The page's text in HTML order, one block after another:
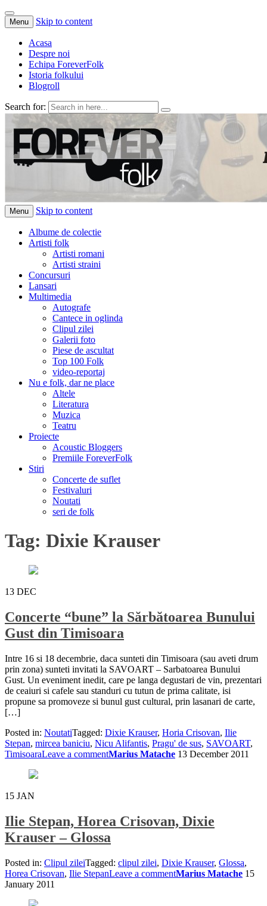
Menu Skip to content
Acasa
Despre noi
Echipa ForeverFolk
Istoria folkului
Blogroll
Search for:
ForeverFolk
Muzica sufletului tau
Menu Skip to content
Albume de colectie
Artisti folk
Artisti romani
Artisti straini
Concursuri
Lansari
Multimedia
Autografe
Cantece in oglinda
Clipul zilei
Galerii foto
Piese de ascultat
Top 100 Folk
video-reportaj
Nu e folk, dar ne place
Altele
Literatura
Muzica
Teatru
Proiecte
Acoustic Bloggers
Premiile ForeverFolk
Stiri
Concerte de suflet
Festivaluri
Noutati
seri de folk
Tag: Dixie Krauser
13 DEC
Concerte “bune” la Sărbătoarea Bunului
Gust din Timisoara
Intre 16 si 18 decembrie, daca sunteti din Timisoara (sau aveti drum
prin zona) sunteti invitati la SAVOART – Sarbatoarea Bunului
Gust. Un eveniment inedit, care pe langa degustari de vin, prezentari
de ceaiuri si cafele sau standuri cu tutun de prima calitate, isi
propune sa promoveze si bunul gust cultural, prin lasanari de carte,
[…]
Posted in: NoutatiTagged: Dixie Krauser, Horia Crisovan, Ilie
Stepan, mircea baniciu, Nicu Alifantis, Pragu' de sus, SAVOART,
TimisoaraLeave a commentMarius Matache 13 December 2011
15 JAN
Ilie Stepan, Horea Crisovan, Dixie
Krauser – Glossa
Posted in: Clipul zileiTagged: clipul zilei, Dixie Krauser, Glossa,
Horea Crisovan, Ilie StepanLeave a commentMarius Matache 15
January 2011